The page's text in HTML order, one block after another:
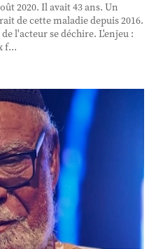
2020. Il avait 43 ans. Un
de cette maladie depuis 2016.
l'acteur se déchire. L'enjeu :
f...